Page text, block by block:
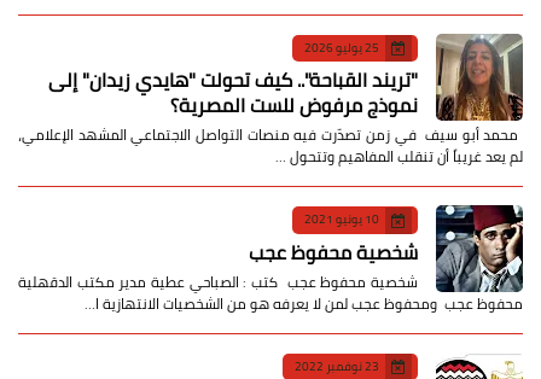
25 يوليو 2026
​"تريند القباحة".. كيف تحولت "هايدي زيدان" إلى
نموذج مرفوض للست المصرية؟
​ محمد أبو سيف ​في زمن تصدّرت فيه منصات التواصل الاجتماعي المشهد الإعلامي،
لم يعد غريباً أن تنقلب المفاهيم وتتحول …
10 يونيو 2021
شخصية محفوظ عجب
شخصية محفوظ عجب كتب : الصباحي عطية مدير مكتب الدقهلية
محفوظ عجب ومحفوظ عجب لمن لا يعرفه هو من الشخصيات الانتهازية ا…
23 نوفمبر 2022